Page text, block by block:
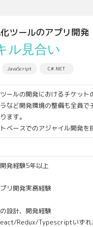
ツールのアプリ開発
ル見合い
JavaScript C#.NET
ールの開発におけるチケッ
整備も全員でチケットベ
ます。
ャイル開発を採用して
発経験5年以上
リ開発実務経験
設計、開発経験
Redux/Typescriptいずれ